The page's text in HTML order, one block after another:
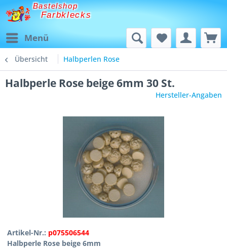
Bastelshop
Farbklecks
Menü
Übersicht Halbperlen Rose
Halbperle Rose beige 6mm 30 St.
Hersteller-Angaben
Artikel-Nr.: p075506544
Halbperle Rose beige 6mm